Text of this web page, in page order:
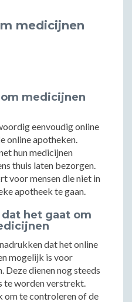
medicijnen
medicijnen
eenvoudig online
online apotheken.
hun medicijnen
thuis laten bezorgen.
voor mensen die niet in
apotheek te gaan.
het gaat om
dat het online
mogelijk is voor
dienen nog steeds
te worden verstrekt.
om te controleren of de